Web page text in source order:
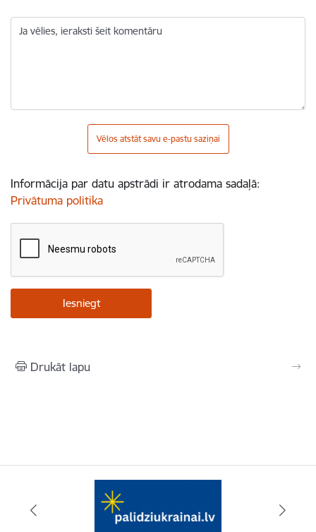
Ja vēlies, ieraksti šeit komentāru
Vēlos atstāt savu e-pastu saziņai
Informācija par datu apstrādi ir atrodama sadaļā:
Privātuma politika
Drukāt lapu